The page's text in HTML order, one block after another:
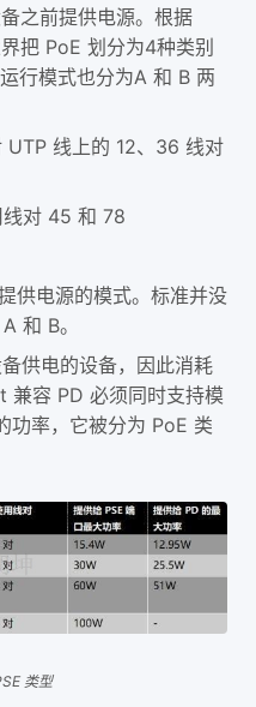
之前提供电源。根据
把 PoE 划分为4种类别
行模式也分为A 和 B 两
线上的 12、36 线对
对 45 和 78
供电源的模式。标准并没
和 B。
供电的设备，因此消耗
容 PD 必须同时支持模
功率，它被分为 PoE 类
类型